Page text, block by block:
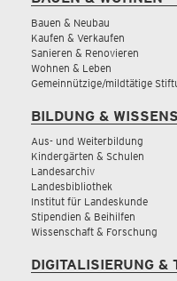
Bauen & Neubau
Kaufen & Verkaufen
Sanieren & Renovieren
Wohnen & Leben
Gemeinnützige/mildtätige
BILDUNG &
Aus- und Weiterbildung
Kindergärten & Schulen
Landesarchiv
Landesbibliothek
Institut für Landeskunde
Stipendien & Beihilfen
Wissenschaft & Forschung
DIGITALISIERUNG &